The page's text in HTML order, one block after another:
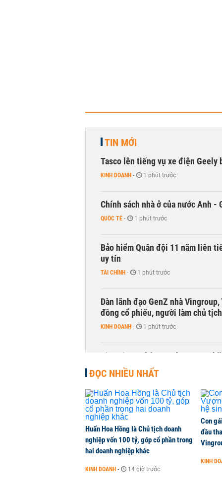
TIN MỚI
Tasco lên tiếng vụ xe điện
KINH DOANH - 1 phút trước
Chính sách nhà ở của nước Anh -
QUỐC TẾ - 1 phút trước
Bảo hiểm Quân đội 11 năm liên
uy tín
TÀI CHÍNH - 1 phút trước
Dàn lãnh đạo GenZ nhà
đồng cổ phiếu, người làm chủ
KINH DOANH - 1 phút trước
Victoria Healthcare chung tay
Vĩnh Long
Dự trữ khí đốt của châu Âu thấp
HÀNG HÓA 1 phút trước
Mỹ áp thuế 15% và đặt giá sàn
Trung Quốc
ĐỌC NHIỀU NHẤT
Huấn Hoa Hồng là Chủ tịch doanh
nghiệp vốn 100 tỷ, góp cổ phần trong
hai doanh nghiệp khác
KINH DOANH - 14 giờ trước
Con
đầu
KINH